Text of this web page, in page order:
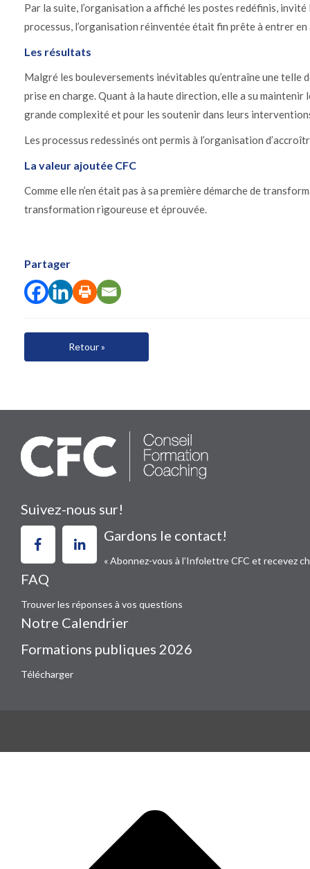
Par la suite, l’organisation a affiché les postes redéfinis,
processus, l’organisation réinventée était fin prête à entrer en
Les résultats
Malgré les bouleversements inévitables qu’entraîne une telle
prise en charge. Quant à la haute direction, elle a su
grande complexité et pour les soutenir dans leurs
Les processus redessinés ont permis à l’organisation
La valeur ajoutée CFC
Comme elle n’en était pas à sa première démarche de
transformation rigoureuse et éprouvée.
Partager
Retour »
Suivez-nous sur!
Gardons le contact!
« Abonnez-vous à l’Infolettre CFC et recevez
FAQ
Trouver les réponses à vos questions
Notre Calendrier
Formations publiques 2026
Télécharger